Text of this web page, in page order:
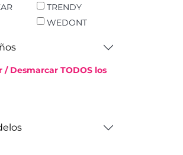
TRENDY
WEDONT
/ Desmarcar TODOS los